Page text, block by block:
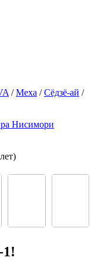
/Меха /Сёдзё-ай /
Нисимори